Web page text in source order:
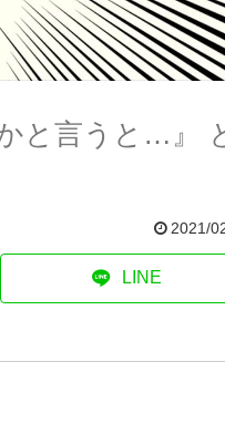
と言うと…』
2021/
LINE